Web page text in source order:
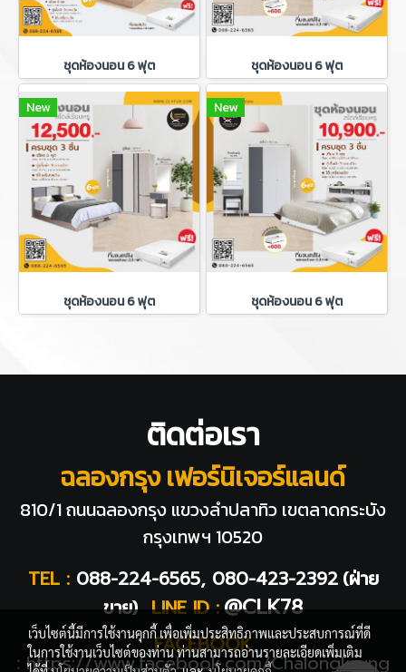
ชุดห้องนอน 6 ฟุต ชุดห้องนอน 6 ฟุต
New
ชุดห้องนอน 6 ฟุต
New
ชุดห้องนอน 6 ฟุต
ติดต่อเรา
ฉลองกรุง เฟอร์นิเจอร์แลนด์
810/1 ถนนฉลองกรุง แขวงลำปลาทิว เขตลาดกระบัง
กรุงเทพฯ 10520
TEL : 088-224-6565, 080-423-2392 (ฝ่าย
ขาย) LINE ID : @CLK78
FACEBOOK
: https://www.facebook.com/Chalongkrung
เว็บไซต์นี้มีการใช้งานคุกกี้ เพื่อเพิ่มประสิทธิภาพและประสบการณ์ที่ดี
ในการใช้งานเว็บไซต์ของท่าน ท่านสามารถอ่านรายละเอียดเพิ่มเติม